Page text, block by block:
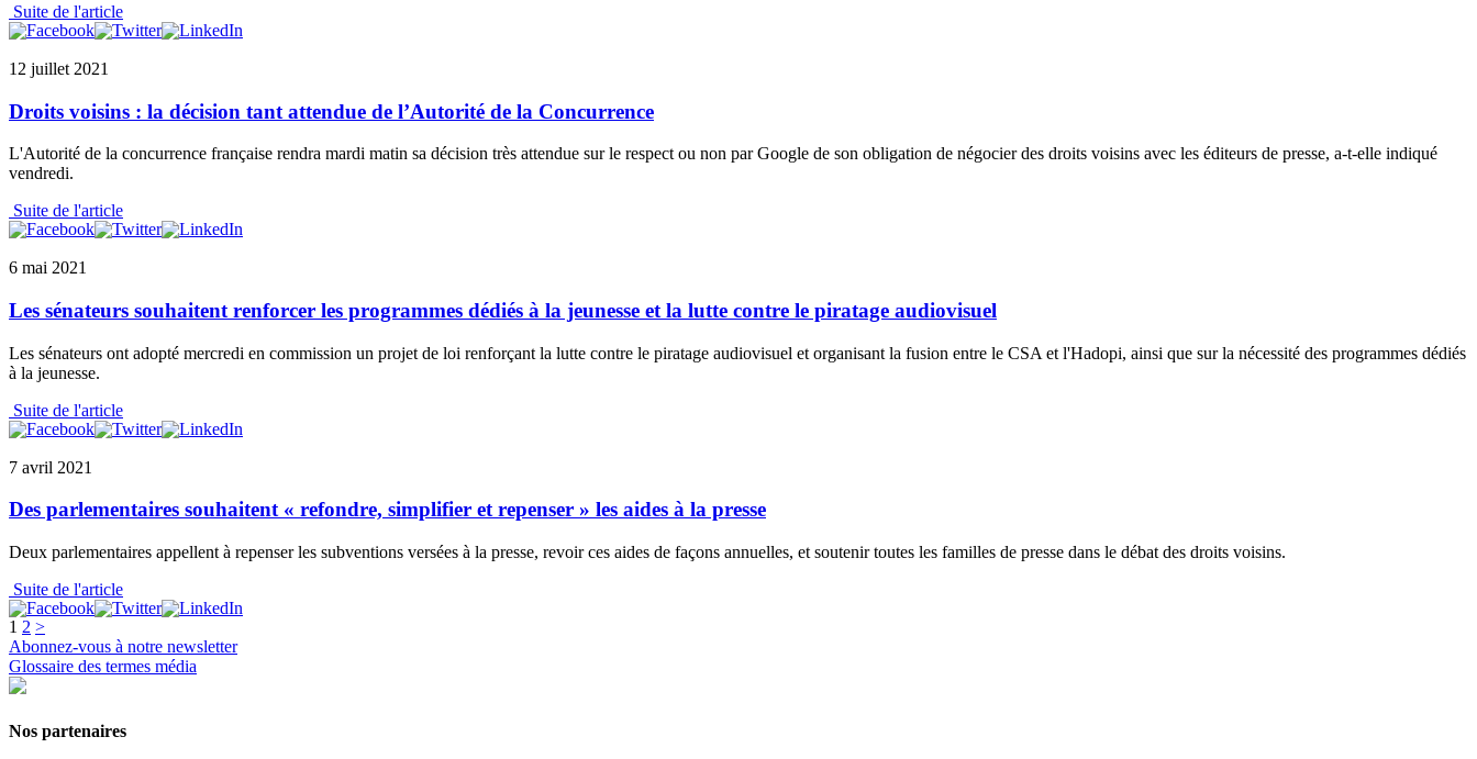
Suite de l'article
12 juillet 2021
Droits voisins : la décision tant attendue de l’Autorité de la Concurrence
L'Autorité de la concurrence française rendra mardi matin sa décision très attendue sur le respect ou non par Google de son obligation de négocier des droits voisins avec les éditeurs de presse, a-t-elle indiqué
vendredi.
Suite de l'article
6 mai 2021
Les sénateurs souhaitent renforcer les programmes dédiés à la jeunesse et la lutte contre le piratage audiovisuel
Les sénateurs ont adopté mercredi en commission un projet de loi renforçant la lutte contre le piratage audiovisuel et organisant la fusion entre le CSA et l'Hadopi, ainsi que sur la nécessité des programmes dédiés
à la jeunesse.
Suite de l'article
7 avril 2021
Des parlementaires souhaitent « refondre, simplifier et repenser » les aides à la presse
Deux parlementaires appellent à repenser les subventions versées à la presse, revoir ces aides de façons annuelles, et soutenir toutes les familles de presse dans le débat des droits voisins.
Suite de l'article
1 2 >
Abonnez-vous à notre newsletter
Glossaire des termes média
Nos partenaires